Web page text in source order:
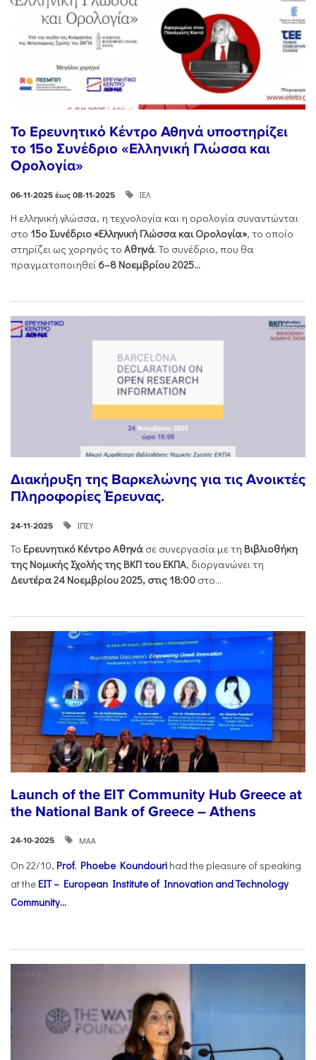
Το Ερευνητικό Κέντρο Αθηνά υποστηρίζει
το 15ο Συνέδριο «Ελληνική Γλώσσα και
Ορολογία»
06-11-2025 έως 08-11-2025 ΙΕΛ
Η ελληνική γλώσσα, η τεχνολογία και η ορολογία συναντώνται
στο 15ο Συνέδριο «Ελληνική Γλώσσα και Ορολογία», το οποίο
στηρίζει ως χορηγός το Αθηνά. Το συνέδριο, που θα
πραγματοποιηθεί 6–8 Νοεμβρίου 2025...
Διακήρυξη της Βαρκελώνης για τις Ανοικτές
Πληροφορίες Έρευνας.
24-11-2025 ΙΠΣΥ
Το Ερευνητικό Κέντρο Αθηνά σε συνεργασία με τη Βιβλιοθήκη
της Νομικής Σχολής της ΒΚΠ του ΕΚΠΑ, διοργανώνει τη
Δευτέρα 24 Νοεμβρίου 2025, στις 18:00 στο...
Launch of the EIT Community Hub Greece at
the National Bank of Greece – Athens
24-10-2025 ΜΑΑ
On 22/10, Prof. Phoebe Koundouri had the pleasure of speaking
at the EIT – European Institute of Innovation and Technology
Community...